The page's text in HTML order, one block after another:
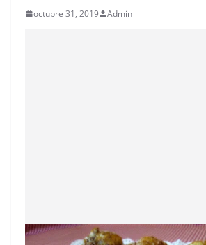
octubre 31, 2019 Admin